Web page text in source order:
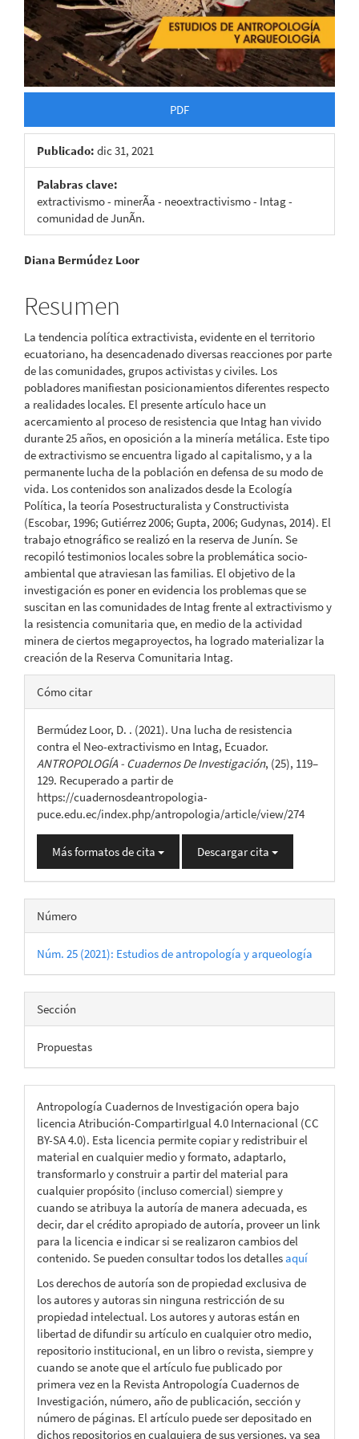
PDF
Publicado: dic 31, 2021
Palabras clave:
extractivismo - minerÃ­a - neoextractivismo - Intag -
comunidad de JunÃ­n.
Contenido
principal
del
artículo
Diana Bermúdez Loor
Resumen
La tendencia política extractivista, evidente en el territorio
ecuatoriano, ha desencadenado diversas reacciones por parte
de las comunidades, grupos activistas y civiles. Los
pobladores manifiestan posicionamientos diferentes respecto
a realidades locales. El presente artículo hace un
acercamiento al proceso de resistencia que Intag han vivido
durante 25 años, en oposición a la minería metálica. Este tipo
de extractivismo se encuentra ligado al capitalismo, y a la
permanente lucha de la población en defensa de su modo de
vida. Los contenidos son analizados desde la Ecología
Política, la teoría Posestructuralista y Constructivista
(Escobar, 1996; Gutiérrez 2006; Gupta, 2006; Gudynas, 2014). El
trabajo etnográfico se realizó en la reserva de Junín. Se
recopiló testimonios locales sobre la problemática socio-
ambiental que atraviesan las familias. El objetivo de la
investigación es poner en evidencia los problemas que se
suscitan en las comunidades de Intag frente al extractivismo y
la resistencia comunitaria que, en medio de la actividad
minera de ciertos megaproyectos, ha logrado materializar la
creación de la Reserva Comunitaria Intag.
Detalles
del
artículo
Cómo citar
Bermúdez Loor, D. . (2021). Una lucha de resistencia
contra el Neo-extractivismo en Intag, Ecuador.
ANTROPOLOGÍA - Cuadernos De Investigación, (25), 119–
129. Recuperado a partir de
https://cuadernosdeantropologia-
puce.edu.ec/index.php/antropologia/article/view/274
Más formatos de cita Descargar cita
Número
Núm. 25 (2021): Estudios de antropología y arqueología
Sección
Propuestas
Antropología Cuadernos de Investigación opera bajo
licencia Atribución-CompartirIgual 4.0 Internacional (CC
BY-SA 4.0). Esta licencia permite copiar y redistribuir el
material en cualquier medio y formato, adaptarlo,
transformarlo y construir a partir del material para
cualquier propósito (incluso comercial) siempre y
cuando se atribuya la autoría de manera adecuada, es
decir, dar el crédito apropiado de autoría, proveer un link
para la licencia e indicar si se realizaron cambios del
contenido. Se pueden consultar todos los detallesaquí
Los derechos de autoría son de propiedad exclusiva de
los autores y autoras sin ninguna restricción de su
propiedad intelectual. Los autores y autoras están en
libertad de difundir su artículo en cualquier otro medio,
repositorio institucional, en un libro o revista, siempre y
cuando se anote que el artículo fue publicado por
primera vez en la Revista Antropología Cuadernos de
Investigación, número, año de publicación, sección y
número de páginas. El artículo puede ser depositado en
dichos repositorios en cualquiera de sus versiones, ya sea